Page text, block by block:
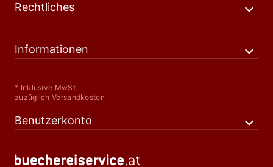
Rechtliches
Informationen
* Inklusive MwSt.
zuzüglich Versandkosten
Benutzerkonto